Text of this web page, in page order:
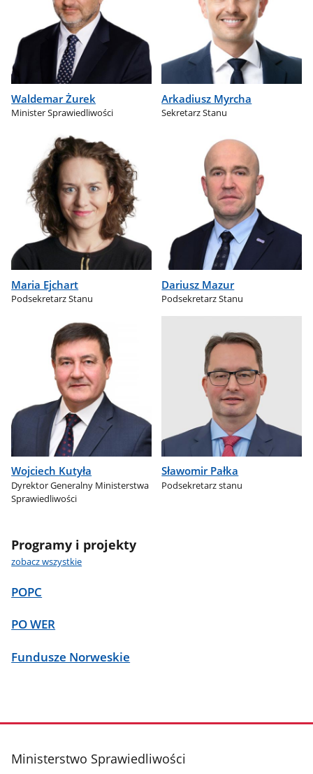
Waldemar Żurek
Minister Sprawiedliwości
Arkadiusz Myrcha
Sekretarz Stanu
Maria Ejchart
Podsekretarz Stanu
Dariusz Mazur
Podsekretarz Stanu
Wojciech Kutyła
Dyrektor Generalny Ministerstwa
Sprawiedliwości
Sławomir Pałka
Podsekretarz stanu
Programy i projekty
zobacz wszystkie
POPC
PO WER
Fundusze Norweskie
stopka
Ministerstwo Sprawiedliwości